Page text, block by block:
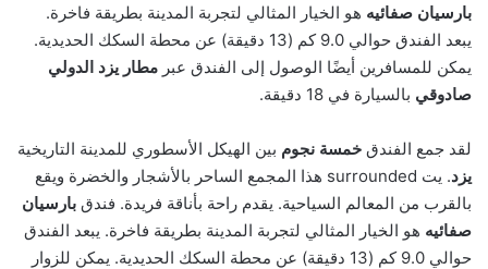
بارسيان صفائيه هو الخيار المثالي لتجربة المدينة بطريقة فاخرة.
يبعد الفندق حوالي 9.0 كم (13 دقيقة) عن محطة السكك الحديدية.
يمكن للمسافرين أيضًا الوصول إلى الفندق عبر مطار يزد الدولي
صادوقي بالسيارة في 18 دقيقة.
لقد جمع الفندق خمسة نجوم بين الهيكل الأسطوري للمدينة التاريخية
يزد
. يت surrounded هذا المجمع الساحر بالأشجار والخضرة ويقع
بالقرب من المعالم السياحية. يقدم راحة بأناقة فريدة. فندق بارسيان
صفائيه هو الخيار المثالي لتجربة المدينة بطريقة فاخرة. يبعد الفندق
حوالي 9.0 كم (13 دقيقة) عن محطة السكك الحديدية. يمكن للزوار